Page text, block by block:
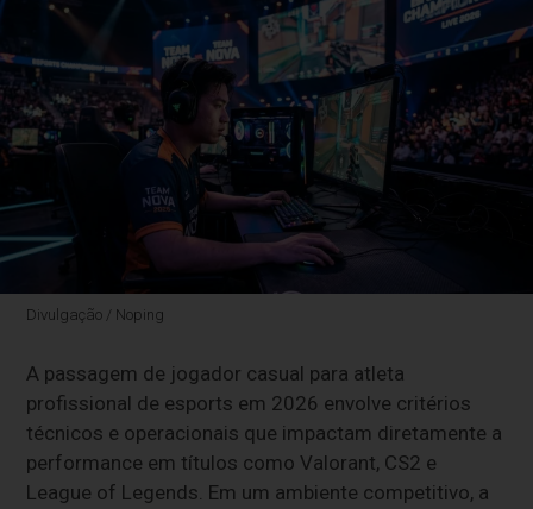
Divulgação / Noping
A passagem de jogador casual para atleta
profissional de esports em 2026 envolve critérios
técnicos e operacionais que impactam diretamente a
performance em títulos como Valorant, CS2 e
League of Legends. Em um ambiente competitivo, a